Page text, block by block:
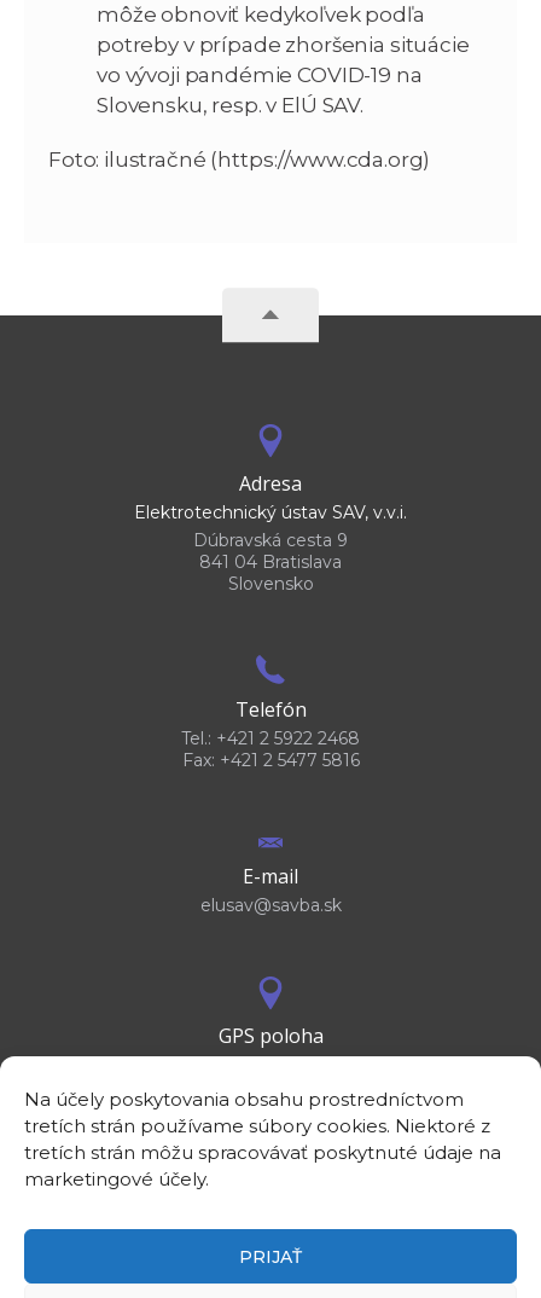
Na účely poskytovania obsahu prostredníctvom
tretích strán používame súbory cookies. Niektoré z
tretích strán môžu spracovávať poskytnuté údaje na
marketingové účely.
PRIJAŤ
môže obnoviť kedykoľvek podľa
potreby v prípade zhoršenia situácie
vo vývoji pandémie COVID-19 na
Slovensku, resp. v ElÚ SAV.
Foto: ilustračné (https://www.cda.org)
Adresa
Elektrotechnický ústav SAV, v.v.i.
Dúbravská cesta 9
841 04 Bratislava
Slovensko
Telefón
Tel.: +421 2 5922 2468
Fax: +421 2 5477 5816
E-mail
elusav@savba.sk
GPS poloha
©2026Elektrotechnický ústav SAV, v. v. i.